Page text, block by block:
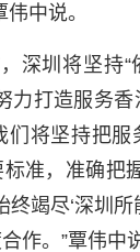
伟中说。
深圳将坚持“
力打造服务
们将坚持把
准，准确把
终竭尽‘深圳
作。”覃伟中